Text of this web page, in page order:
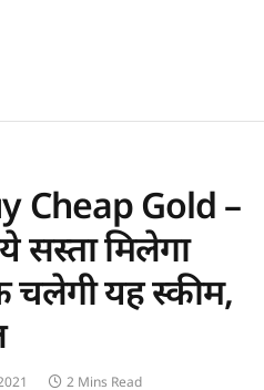
Cheap Gold –
मिलेगा
चलेगी यह स्कीम,
2 Mins Read